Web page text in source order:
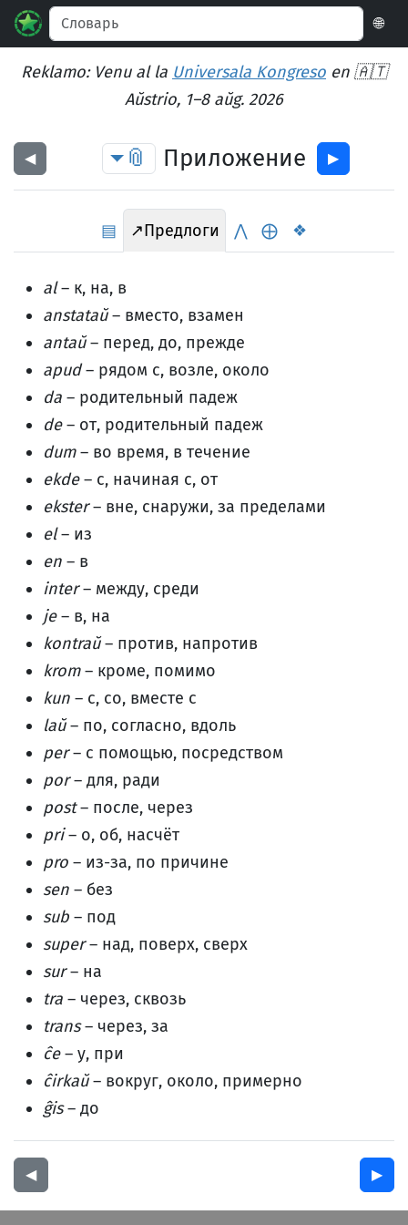
🌐
Reklamo: Venu al la Universala Kongreso en 🇦🇹
Aŭstrio, 1–8 aŭg. 2026
◀︎ 📎 Приложение ▶︎
▤ ↗Предлоги ⋀ ⨁ ❖
al– к, на, в
anstataŭ– вместо, взамен
antaŭ– перед, до, прежде
apud– рядом с, возле, около
da – родительный падеж
de– от, родительный падеж
dum– во время, в течение
ekde– с, начиная с, от
ekster– вне, снаружи, за пределами
el– из
en – в
inter– между, среди
je– в, на
kontraŭ– против, напротив
krom– кроме, помимо
kun – с, со, вместе с
laŭ– по, согласно, вдоль
per– с помощью, посредством
por– для, ради
post– после, через
pri– о, об, насчёт
pro – из-за, по причине
sen – без
sub – под
super– над, поверх, сверх
sur– на
tra – через, сквозь
trans– через, за
ĉe– у, при
ĉirkaŭ– вокруг, около, примерно
ĝis– до
◀︎ ▶︎